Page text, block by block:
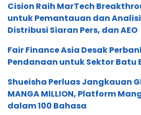
Cision Raih MarTech
untuk Pemantauan dan
Distribusi Siaran Pers, dan AEO
Fair Finance Asia Desak
Pendanaan untuk Sektor Batu
Shueisha Perluas Jangkauan
MANGA MILLION, Platform
dalam 100 Bahasa